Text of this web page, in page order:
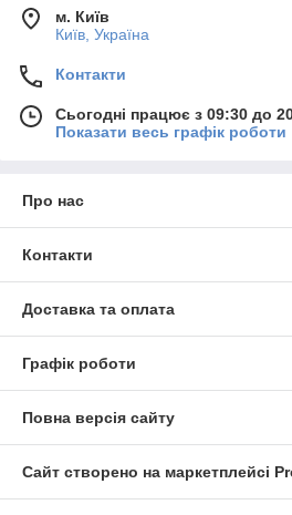
м. Київ
Київ, Україна
Контакти
Сьогодні працює з 09:30 до
Показати весь графік роботи
Про нас
Контакти
Доставка та оплата
Графік роботи
Повна версія сайту
Сайт створено на маркетплейсі